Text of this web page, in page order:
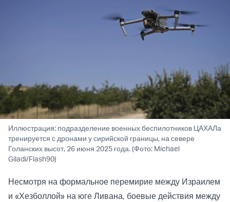
Иллюстрация: подразделение военных беспилотников ЦАХАЛа
тренируется с дронами у сирийской границы, на севере
Голанских высот, 26 июня 2025 года. (Фото: Michael
Giladi/Flash90)
Несмотря на формальное перемирие между Израилем
и «Хезболлой» на юге Ливана, боевые действия между